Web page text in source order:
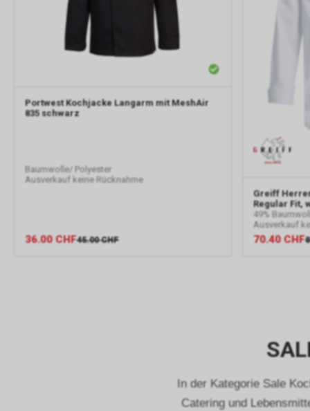
Portwest Kochjacke Langarm mit MeshAir
835 schwarz
Baumwolle/ Polyester
Ausverkauf keine Rücknahme
36.00 CHF45.00 CHF
Greiff
Regular Fit,
49%
Ausverkauf
70.40 CHF
In der Kategorie Sale
Catering und